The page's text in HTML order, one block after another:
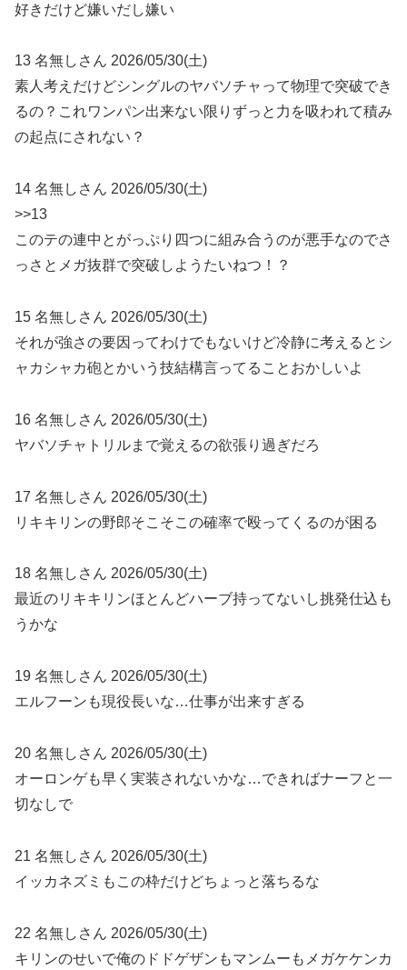
好きだけど嫌いだし嫌い
13 名無しさん 2026/05/30(土)
素人考えだけどシングルのヤバソチャって物理で突破でき
るの？これワンパン出来ない限りずっと力を吸われて積み
の起点にされない？
14 名無しさん 2026/05/30(土)
>>13
このテの連中とがっぷり四つに組み合うのが悪手なのでさ
っさとメガ抜群で突破しようたいねつ！？
15 名無しさん 2026/05/30(土)
それが強さの要因ってわけでもないけど冷静に考えるとシ
ャカシャカ砲とかいう技結構言ってることおかしいよ
16 名無しさん 2026/05/30(土)
ヤバソチャトリルまで覚えるの欲張り過ぎだろ
17 名無しさん 2026/05/30(土)
リキキリンの野郎そこそこの確率で殴ってくるのが困る
18 名無しさん 2026/05/30(土)
最近のリキキリンほとんどハーブ持ってないし挑発仕込も
うかな
19 名無しさん 2026/05/30(土)
エルフーンも現役長いな…仕事が出来すぎる
20 名無しさん 2026/05/30(土)
オーロンゲも早く実装されないかな…できればナーフと一
切なしで
21 名無しさん 2026/05/30(土)
イッカネズミもこの枠だけどちょっと落ちるな
22 名無しさん 2026/05/30(土)
キリンのせいで俺のドドゲザンもマンムーもメガケケンカ